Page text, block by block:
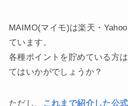
MAIMO(マイモ)は楽天・
ています。
各種ポイントを貯めている方
てはいかがでしょうか？
ただし、
これまで紹介した公